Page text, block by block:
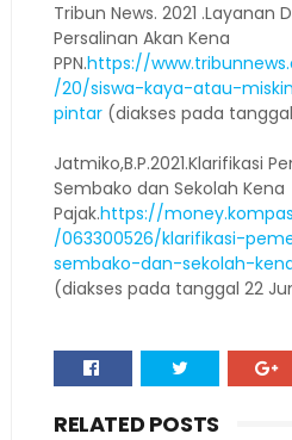
Tribun News. 2021 .Layanan
Persalinan Akan Kena
PPN.https://
/20/siswa-kaya-atau-
pintar(diakses pada tanggal
Jatmiko,B.P.2021.Klarifikasi
Sembako dan Sekolah Kena
Pajak.https://
/063300526/klarifikasi-
sembako-dan-sekolah-
(diakses pada tanggal 22
RELATED POSTS